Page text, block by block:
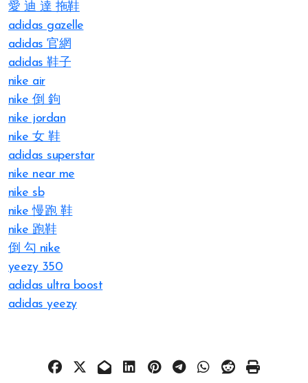
愛 迪 達 拖鞋
adidas gazelle
adidas 官網
adidas 鞋子
nike air
nike 倒 鉤
nike jordan
nike 女 鞋
adidas superstar
nike near me
nike sb
nike 慢跑 鞋
nike 跑鞋
倒 勾 nike
yeezy 350
adidas ultra boost
adidas yeezy